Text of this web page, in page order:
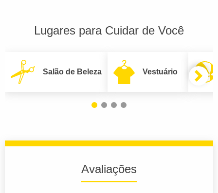
Lugares para Cuidar de Você
Salão de Beleza Vestuário
Avaliações